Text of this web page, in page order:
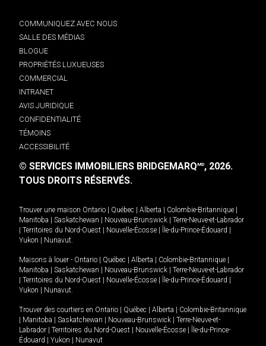
COMMUNIQUEZ AVEC NOUS
SALLE DES MÉDIAS
BLOGUE
PROPRIÉTÉS LUXUEUSES
COMMERCIAL
INTRANET
AVIS JURIDIQUE
CONFIDENTIALITÉ
TÉMOINS
ACCESSIBILITÉ
© SERVICES IMMOBILIERS BRIDGEMARQMD, 2026.
TOUS DROITS RÉSERVÉS.
Trouver une maison Ontario Québec Alberta Colombie-Britannique
Manitoba
Saskatchewan Nouveau-Brunswick
Terre-Neuve-et-Labrador
Territoires du Nord-Ouest Nouvelle-Écosse Île-du-Prince-Édouard
Yukon
Nunavut.
Maisons à louer - Ontario Québec Alberta Colombie-Britannique
Manitoba
Saskatchewan Nouveau-Brunswick
Terre-Neuve-et-Labrador
Territoires du Nord-Ouest Nouvelle-Écosse Île-du-Prince-Édouard
Yukon
Nunavut.
Trouver des courtiers en Ontario Québec Alberta
Colombie-Britannique
Manitoba Saskatchewan Nouveau-Brunswick
Terre-Neuve-et-
Labrador
Territoires du Nord-Ouest Nouvelle-Écosse
Île-du-Prince-
Édouard
Yukon Nunavut